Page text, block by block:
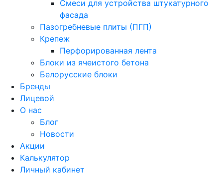
Смеси для устройства штукатурного
фасада
Пазогребневые плиты (ПГП)
Крепеж
Перфорированная лента
Блоки из ячеистого бетона
Белорусские блоки
Бренды
Лицевой
О нас
Блог
Новости
Акции
Калькулятор
Личный кабинет